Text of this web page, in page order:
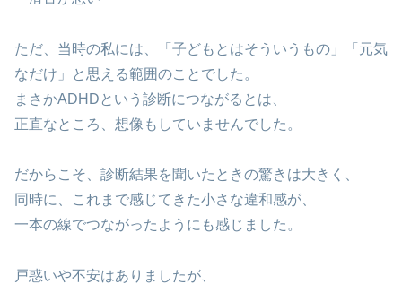
ただ、当時の私には、「子どもとはそういうもの」「元気
なだけ」と思える範囲のことでした。
まさかADHDという診断につながるとは、
正直なところ、想像もしていませんでした。
だからこそ、診断結果を聞いたときの驚きは大きく、
同時に、これまで感じてきた小さな違和感が、
一本の線でつながったようにも感じました。
戸惑いや不安はありましたが、